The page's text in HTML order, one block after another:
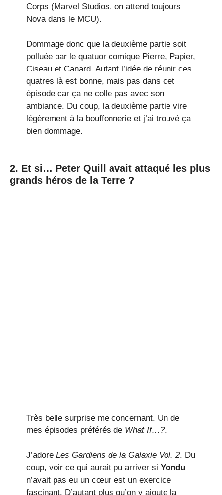
Corps (Marvel Studios, on attend toujours
Nova dans le MCU).
Dommage donc que la deuxième partie soit
polluée par le quatuor comique Pierre, Papier,
Ciseau et Canard. Autant l’idée de réunir ces
quatres là est bonne, mais pas dans cet
épisode car ça ne colle pas avec son
ambiance. Du coup, la deuxième partie vire
légèrement à la bouffonnerie et j’ai trouvé ça
bien dommage.
2. Et si… Peter Quill avait attaqué les plus
grands héros de la Terre ?
Très belle surprise me concernant. Un de
mes épisodes préférés de What If…?.
J’adore Les Gardiens de la Galaxie Vol. 2. Du
coup, voir ce qui aurait pu arriver si Yondu
n’avait pas eu un cœur est un exercice
fascinant. D’autant plus qu’on y ajoute la